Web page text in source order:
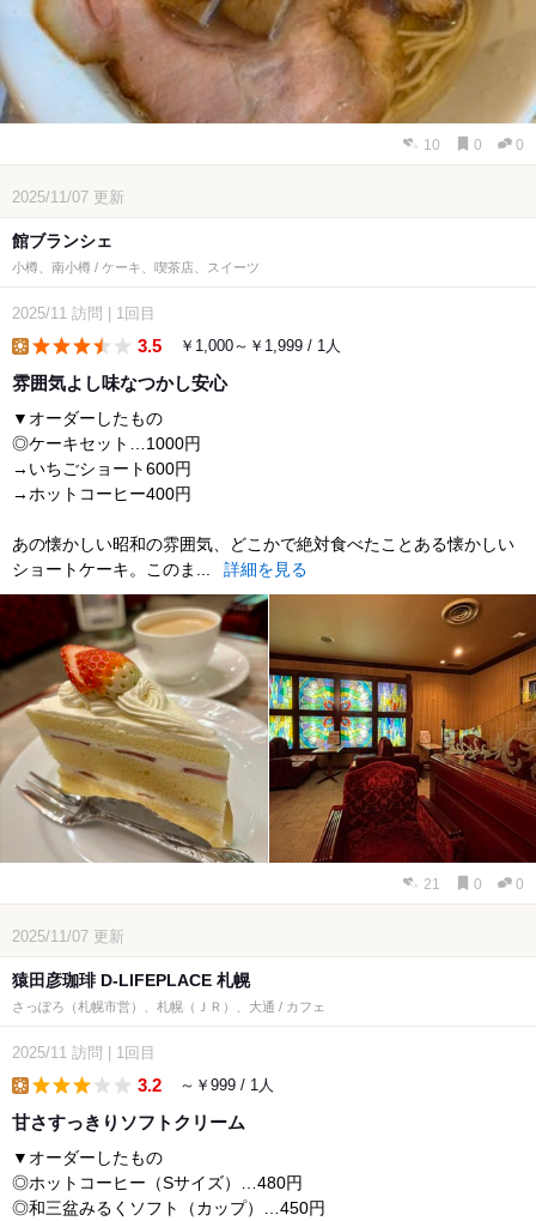
10 0 0
2025/11/07 更新
館ブランシェ
小樽、南小樽 / ケーキ、喫茶店、スイーツ
2025/11 訪問 1回目
3.5 ￥1,000～￥1,999 / 1人
雰囲気よし味なつかし安心
▼オーダーしたもの
◎ケーキセット…1000円
→いちごショート600円
→ホットコーヒー400円
あの懐かしい昭和の雰囲気、どこかで絶対食べたことある懐かしい
ショートケーキ。このま...
詳細を見る
21 0 0
2025/11/07 更新
猿田彦珈琲 D-LIFEPLACE 札幌
さっぽろ（札幌市営）、札幌（ＪＲ）、大通 / カフェ
2025/11 訪問 | 1回目
3.2 ～￥999 / 1人
甘さすっきりソフトクリーム
▼オーダーしたもの
◎ホットコーヒー（Sサイズ）…480円
◎和三盆みるくソフト（カップ）…450円